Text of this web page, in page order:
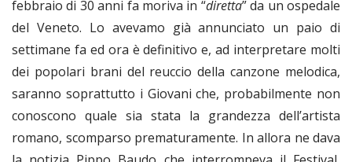
febbraio di 30 anni fa moriva in “diretta” da un ospedale
del Veneto. Lo avevamo già annunciato un paio di
settimane fa ed ora è definitivo e, ad interpretare molti
dei popolari brani del reuccio della canzone melodica,
saranno soprattutto i Giovani che, probabilmente non
conoscono quale sia stata la grandezza dell’artista
romano, scomparso prematuramente. In allora ne dava